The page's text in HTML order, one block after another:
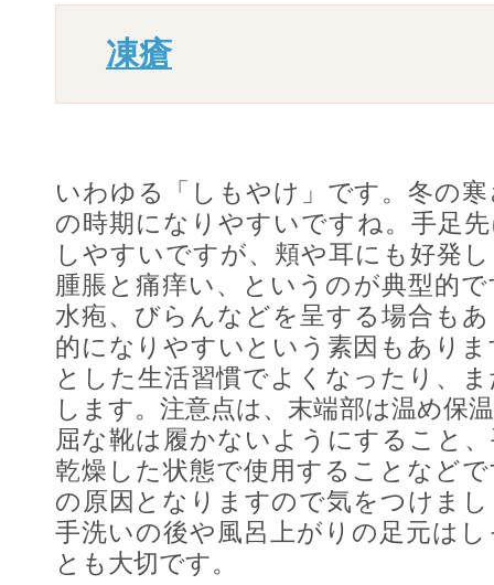
凍瘡
いわゆる「しもやけ」です。冬の
の時期になりやすいですね。手足
しやすいですが、頬や耳にも好発
腫脹と痛痒い、というのが典型的
水疱、びらんなどを呈する場合も
的になりやすいという素因もあり
とした生活習慣でよくなったり、
します。注意点は、末端部は温め保
屈な靴は履かないようにすること
乾燥した状態で使用することなど
の原因となりますので気をつけま
手洗いの後や風呂上がりの足元は
とも大切です。